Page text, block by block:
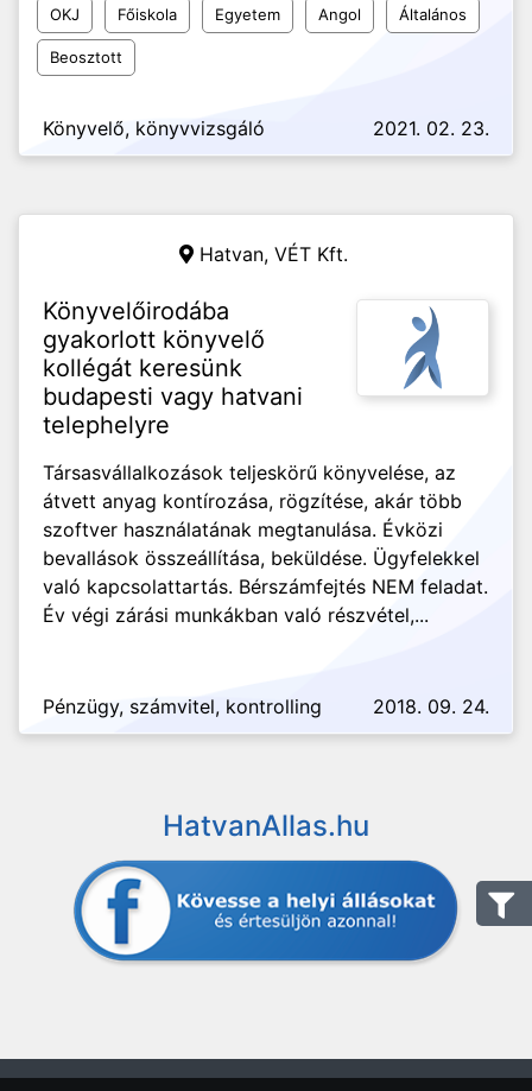
OKJ Főiskola Egyetem Angol Általános
Beosztott
Könyvelő, könyvvizsgáló 2021. 02. 23.
Hatvan, VÉT Kft.
Könyvelőirodába
gyakorlott könyvelő
kollégát keresünk
budapesti vagy hatvani
telephelyre
Társasvállalkozások teljeskörű könyvelése, az
átvett anyag kontírozása, rögzítése, akár több
szoftver használatának megtanulása. Évközi
bevallások összeállítása, beküldése. Ügyfelekkel
való kapcsolattartás. Bérszámfejtés NEM feladat.
Év végi zárási munkákban való részvétel,...
Pénzügy, számvitel, kontrolling 2018. 09. 24.
HatvanAllas.hu